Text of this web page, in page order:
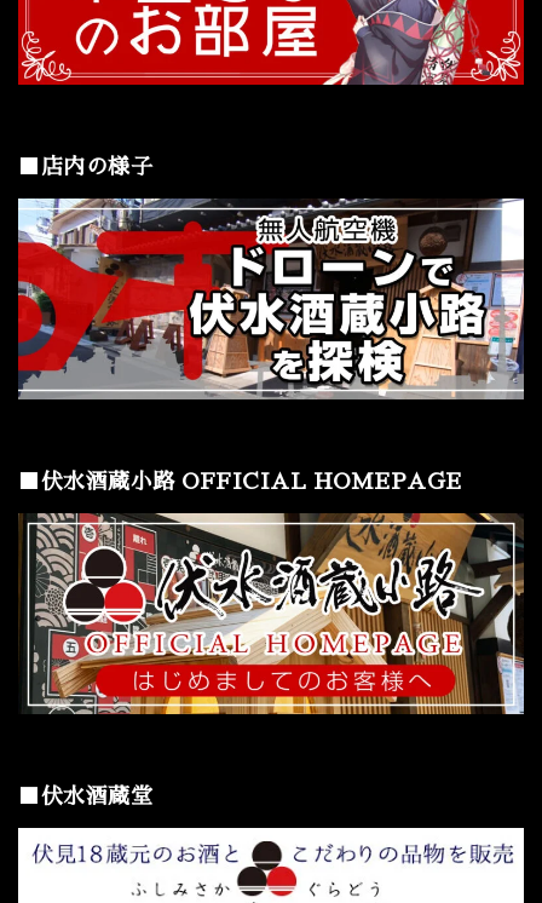
■店内の様子
■伏水酒蔵小路 OFFICIAL HOMEPAGE
■伏水酒蔵堂